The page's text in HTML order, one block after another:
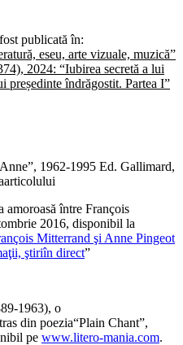
publicată în:
eseu, arte vizuale, muzică”
2024: “Iubirea secretă a lui
președinte îndrăgostit. Partea I”
1962-1995 Ed. Gallimard,
amoroasă între François
2016, disponibil la
Mitterrand şi Anne Pingeot
ştiriîn direct”
1963), o
din poezia“Plain Chant”,
pe www.litero-mania.com.